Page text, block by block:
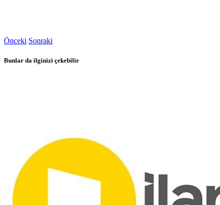
Önceki Sonraki
Bunlar da ilginizi çekebilir